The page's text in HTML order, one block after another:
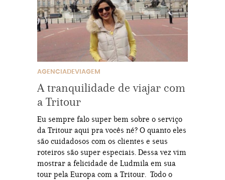
AGENCIADEVIAGEM
A tranquilidade de viajar com
a Tritour
Eu sempre falo super bem sobre o serviço
da Tritour aqui pra vocês né? O quanto eles
são cuidadosos com os clientes e seus
roteiros são super especiais. Dessa vez vim
mostrar a felicidade de Ludmila em sua
tour pela Europa com a Tritour. Todo o